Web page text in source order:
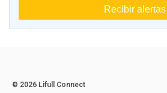
Recibir alertas
© 2026 Lifull Connect